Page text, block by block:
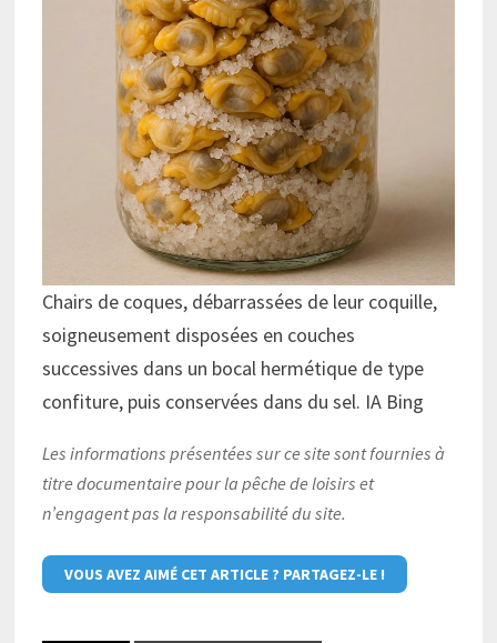
Chairs de coques, débarrassées de leur coquille,
soigneusement disposées en couches
successives dans un bocal hermétique de type
confiture, puis conservées dans du sel. IA Bing
Les informations présentées sur ce site sont fournies à
titre documentaire pour la pêche de loisirs et
n’engagent pas la responsabilité du site.
VOUS AVEZ AIMÉ CET ARTICLE ? PARTAGEZ-LE !